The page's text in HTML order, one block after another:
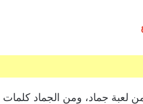
لعبة جماد، ومن الجماد